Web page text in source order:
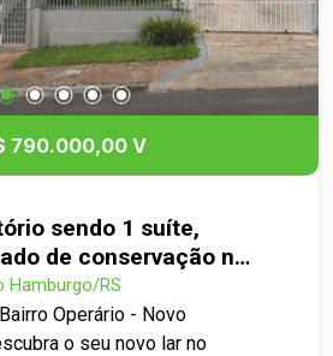
790.000,00 V
sendo 1 suíte,
de conservação n
em Novo Hamburgo.
Hamburgo/RS
Operário - Novo